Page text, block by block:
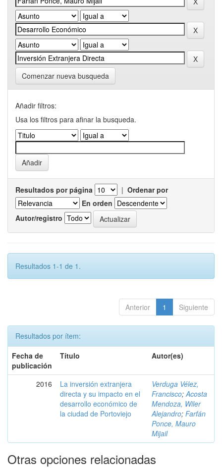
Comenzar nueva busqueda
Añadir filtros:
Usa los filtros para afinar la busqueda.
Resultados por página | Ordenar por
En orden
Autor/registro
Resultados 1-1 de 1.
Anterior 1 Siguiente
Resultados por ítem:
Fecha de
publicación
Título Autor(es)
2016
La inversión extranjera
directa y su impacto en el
desarrollo económico de
la ciudad de Portoviejo
Verduga Vélez,
Francisco;Acosta
Mendoza, Wiler
Alejandro; Farfán
Ponce, Mauro
Mijail
Otras opciones relacionadas